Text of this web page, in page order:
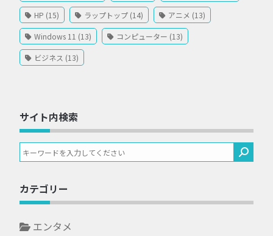
HP (15) ラップトップ (14) アニメ (13)
Windows 11 (13) コンピューター (13)
ビジネス (13)
サイト内検索
カテゴリー
エンタメ